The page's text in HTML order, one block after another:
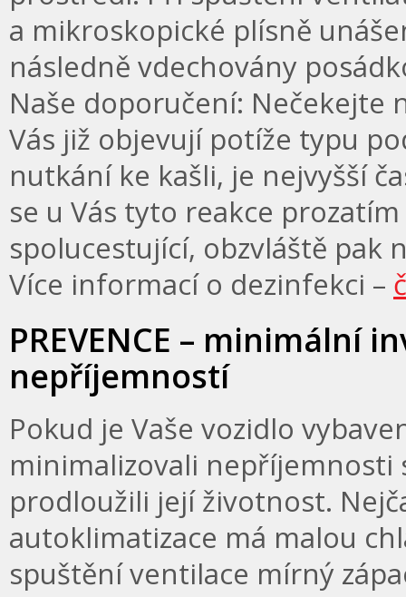
a mikroskopické plísně
následně vdechovány
Naše doporučení: Nečekejte
Vás již objevují potíže typu
nutkání ke kašli, je nejvyšší
se u Vás tyto reakce
spolucestující, obzvláště pak
Více informací o dezinfekci –
PREVENCE – minimální
nepříjemností
Pokud je Vaše vozidlo
minimalizovali nepříjemnosti
prodloužili její životnost.
autoklimatizace má malou
spuštění ventilace mírný